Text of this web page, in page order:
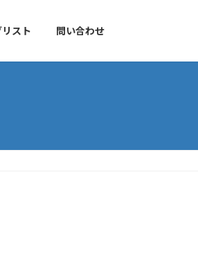
スト 問い合わせ